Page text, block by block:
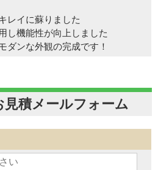
レイに蘇りました
し機能性が向上しました
ダンな外観の完成です！
見積メールフォーム